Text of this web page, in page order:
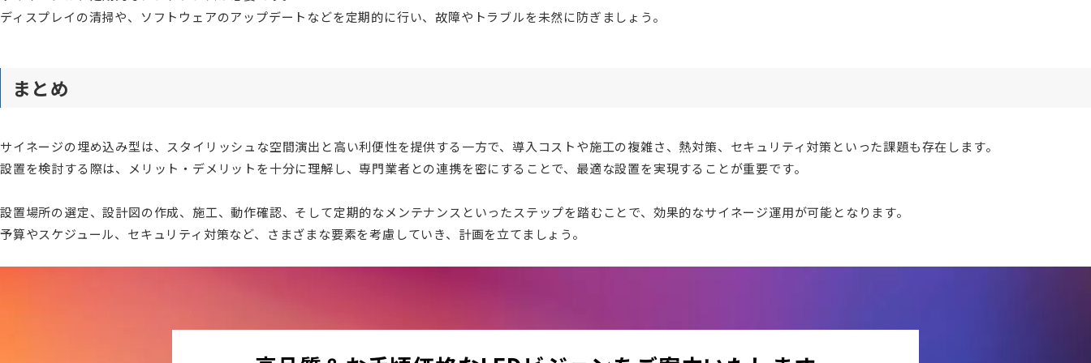
ディスプレイの清掃や、ソフトウェアのアップデートなどを定期的に行い、故障やトラブルを未然に防ぎましょう。
まとめ
サイネージの埋め込み型は、スタイリッシュな空間演出と高い利便性を提供する一方で、導入コストや施工の複雑さ、熱対策、セキュリティ対策といった課題も存在します。
設置を検討する際は、メリット・デメリットを十分に理解し、専門業者との連携を密にすることで、最適な設置を実現することが重要です。
設置場所の選定、設計図の作成、施工、動作確認、そして定期的なメンテナンスといったステップを踏むことで、効果的なサイネージ運用が可能となります。
予算やスケジュール、セキュリティ対策など、さまざまな要素を考慮していき、計画を立てましょう。